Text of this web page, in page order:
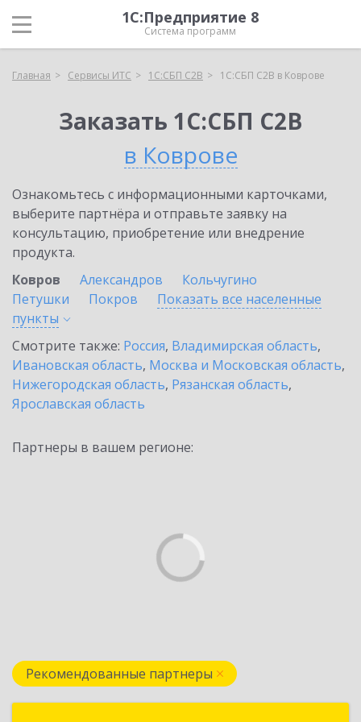
1С:Предприятие 8
Система программ
Главная Сервисы ИТС 1С:СБП C2B 1С:СБП C2B в Коврове
Заказать 1С:СБП C2B
в Коврове
Ознакомьтесь с информационными карточками,
выберите партнёра и отправьте заявку на
консультацию, приобретение или внедрение
продукта.
Ковров
Александров
Кольчугино
Петушки
Покров
Показать все населенные
пункты
Смотрите также: Россия, Владимирская область,
Ивановская область, Москва и Московская область,
Нижегородская область, Рязанская область,
Ярославская область
Партнеры в вашем регионе:
Рекомендованные партнеры